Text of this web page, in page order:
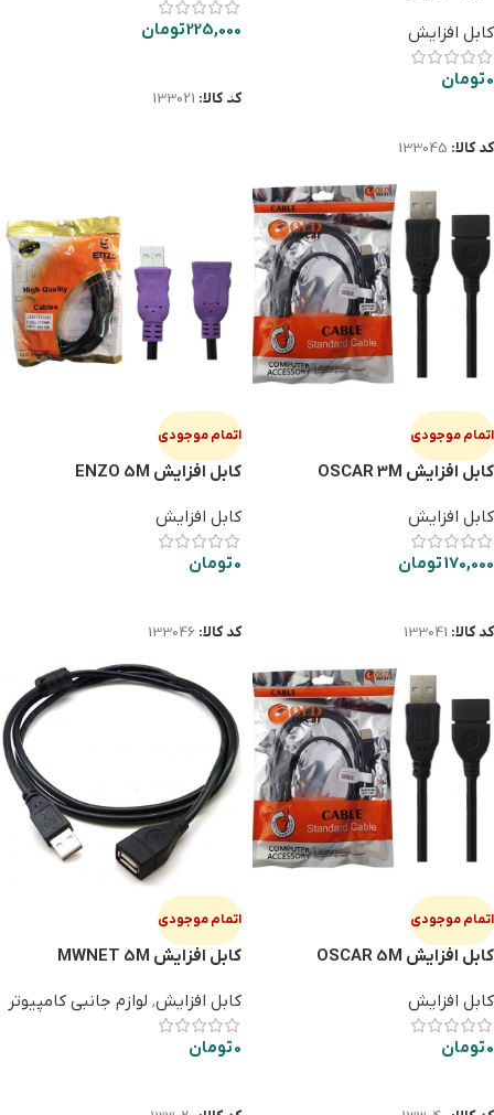
کابل افزایش
0تومان
کد کالا: 133045
225,000تومان
کد کالا: 133021
اتمام موجودی
کابل افزایش OSCAR 3M
کابل افزایش
170,000تومان
کد کالا: 133041
اتمام موجودی
کابل افزایش ENZO 5M
کابل افزایش
0تومان
کد کالا: 133046
اتمام موجودی
کابل افزایش OSCAR 5M
کابل افزایش
0تومان
اتمام موجودی
کابل افزایش MWNET 5M
کابل افزایش, لوازم جانبی کامپیوتر
0تومان